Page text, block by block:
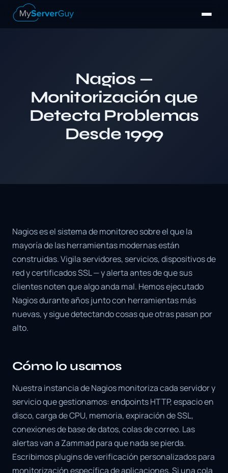
Nagios —
Monitorización que
Detecta Problemas
Desde 1999
Nagios es el sistema de monitoreo sobre el que la
mayoría de las herramientas modernas están
construidas. Vigila servidores, servicios, dispositivos de
red y certificados SSL — y alerta antes de que sus
clientes noten que algo anda mal. Hemos ejecutado
Nagios durante años junto con herramientas más
nuevas, y sigue detectando cosas que otras pasan por
alto.
Cómo lo usamos
Nuestra instancia de Nagios monitoriza cada servidor y
servicio que gestionamos: endpoints HTTP, espacio en
disco, carga de CPU, memoria, expiración de SSL,
conexiones de base de datos, colas de correo. Las
alertas van a Zammad para que nada se pierda.
Escribimos plugins de verificación personalizados para
monitorización específica de aplicaciones. Si una cola